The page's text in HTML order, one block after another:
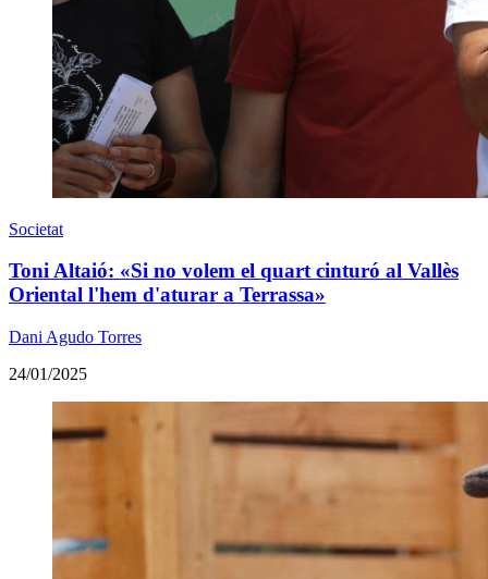
Societat
Toni Altaió: «Si no volem el quart cinturó al Vallès
Oriental l'hem d'aturar a Terrassa»
Dani Agudo Torres
24/01/2025